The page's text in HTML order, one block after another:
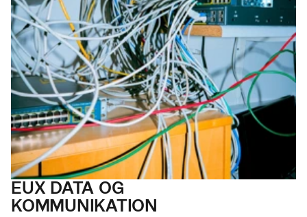
EUX DATA OG
KOMMUNIKATION